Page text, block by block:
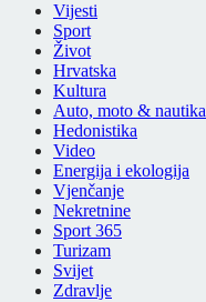
Vijesti
Sport
Život
Hrvatska
Kultura
Auto, moto & nautika
Hedonistika
Video
Energija i ekologija
Vjenčanje
Nekretnine
Sport 365
Turizam
Svijet
Zdravlje